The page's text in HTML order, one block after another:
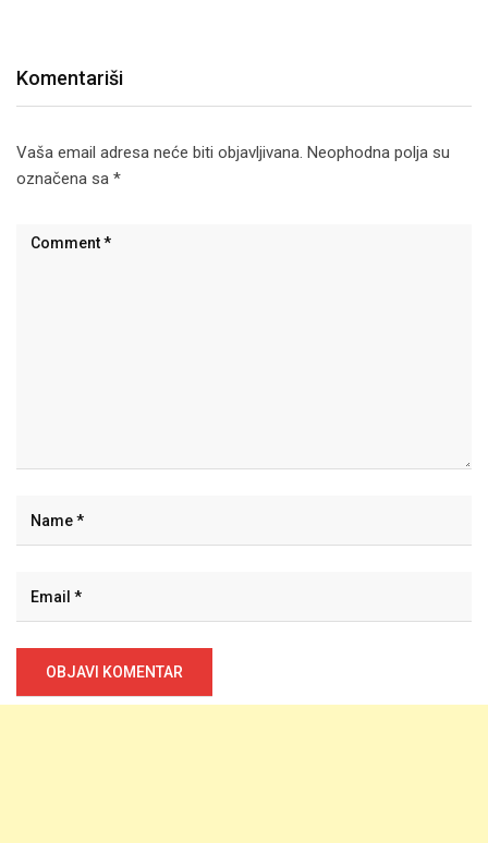
Komentariši
Vaša email adresa neće biti objavljivana. Neophodna polja su
označena sa *